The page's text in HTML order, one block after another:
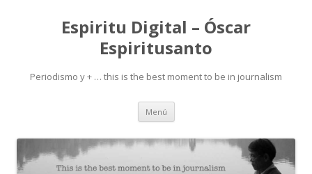
Espiritu Digital – Óscar
Espiritusanto
Periodismo y + … this is the best moment to be in journalism
Menú Ir
contenido